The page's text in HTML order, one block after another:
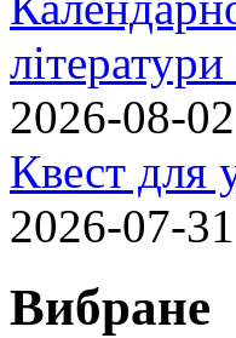
2026-08-
Квест для
2026-07-
Вибране